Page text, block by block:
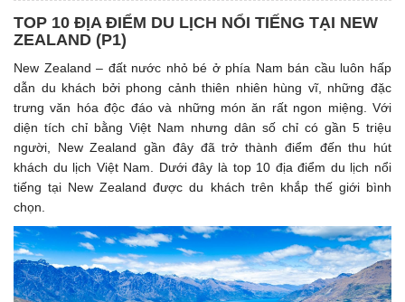
TOP 10 ĐỊA ĐIỂM DU LỊCH NỔI TIẾNG TẠI NEW
ZEALAND (P1)
New Zealand – đất nước nhỏ bé ở phía Nam bán cầu luôn hấp
dẫn du khách bởi phong cảnh thiên nhiên hùng vĩ, những đặc
trưng văn hóa độc đáo và những món ăn rất ngon miệng. Với
diện tích chỉ bằng Việt Nam nhưng dân số chỉ có gần 5 triệu
người, New Zealand gần đây đã trở thành điểm đến thu hút
khách du lịch Việt Nam. Dưới đây là top 10 địa điểm du lịch nổi
tiếng tại New Zealand được du khách trên khắp thế giới bình
chọn.